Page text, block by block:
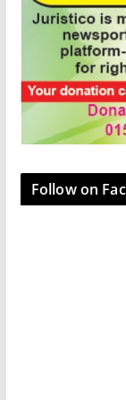
Follow on